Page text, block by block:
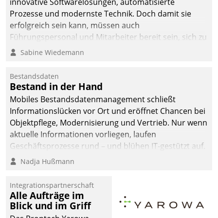
man auf
Cloudtechnologie,
bewährte und Startup-
agile Projektmethoden.
Prozesse und modernste Technik. Doch damit sie
erfolgreich sein kann, müssen auch
Führungspersonal und Mitarbeiter bereit sein, sich zu
verändern und anzupassen, sonst werden sie an ihr
Sabine Wiedemann
Bestandsdaten
Bestand in der Hand
Mobiles Bestandsdatenmanagement schließt
Informationslücken vor Ort und eröffnet Chancen bei
Objektpflege, Modernisierung und Vertrieb. Nur wenn
aktuelle Informationen vorliegen, laufen
Geschäftsprozesse rund – und blühen IT-gestützt auf.
Nadja Hußmann
Integrationspartnerschaft
Alle Aufträge im
Blick und im Griff